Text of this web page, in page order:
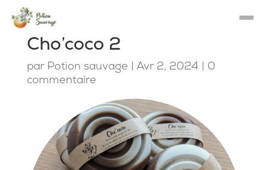
Cho’coco 2
par Potion sauvage | Avr 2, 2024 | 0
commentaire